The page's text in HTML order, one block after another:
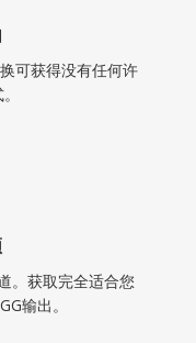
可获得没有任何许
。获取完全适合您
输出。